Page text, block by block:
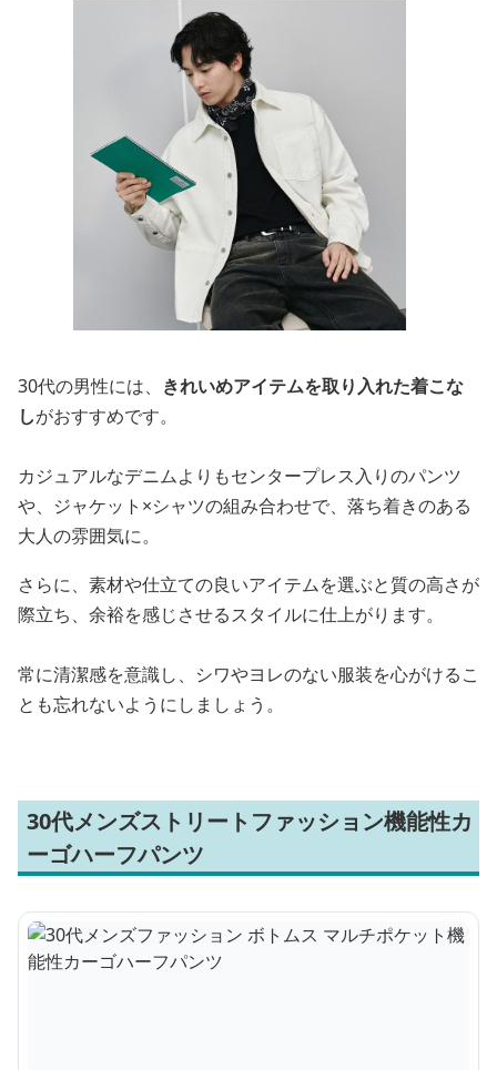
30代の男性には、 きれいめアイテムを取り入れた着こな
しがおすすめです。
カジュアルなデニムよりもセンタープレス入りのパンツ
や、ジャケット×シャツの組み合わせで、落ち着きのある
大人の雰囲気に。
さらに、素材や仕立ての良いアイテムを選ぶと質の高さが
際立ち、余裕を感じさせるスタイルに仕上がります。
常に清潔感を意識し、シワやヨレのない服装を心がけるこ
とも忘れないようにしましょう。
30代メンズストリートファッション機能性カ
ーゴハーフパンツ